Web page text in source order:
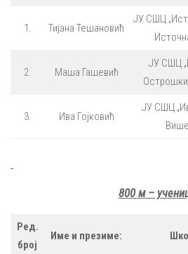
1. Тијана Тешановић
ЈУ СШЦ
2. Маша Гашевић
ЈУ СШЦ
3. Ива Гојковић
ЈУ СШЦ
800 м –
Ред.
број
Име и презиме: